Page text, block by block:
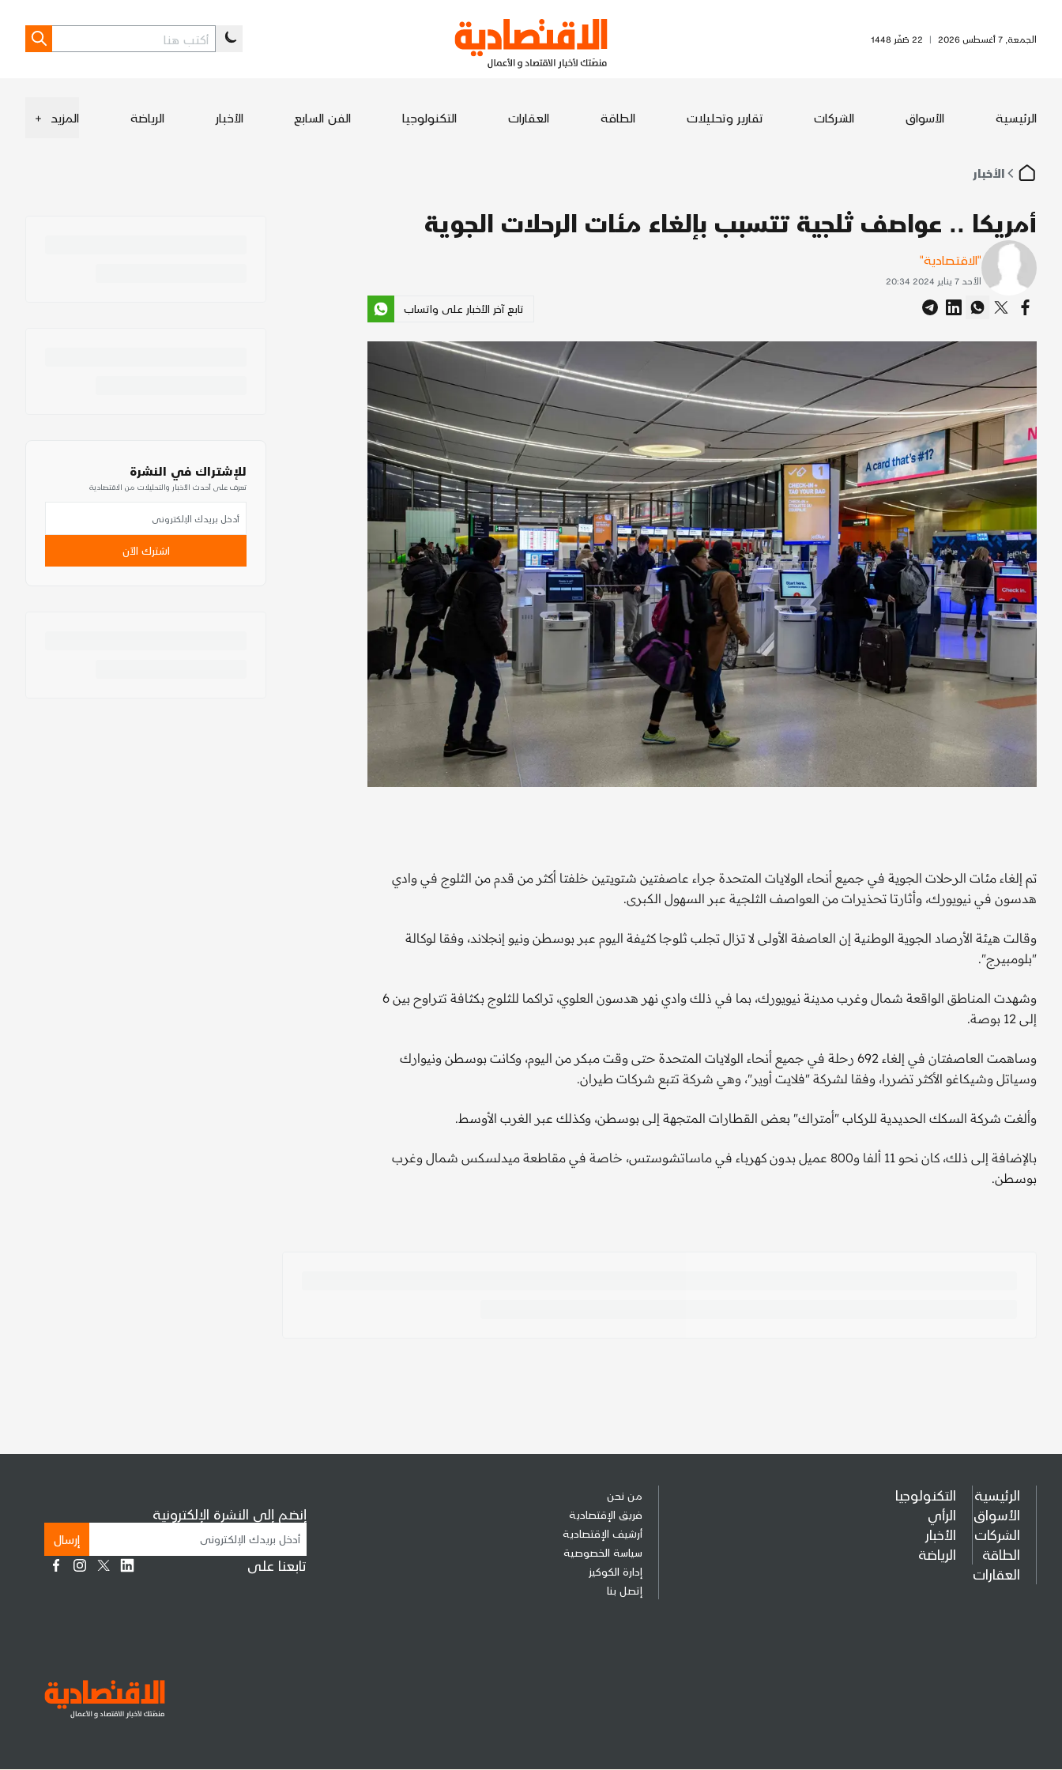
الجمعة, 7 أغسطس 2026 | 22 صَفَر 1448
الرئيسية الأسواق الشركات تقارير وتحليلات الطاقة العقارات التكنولوجيا الفن السابع الأخبار الرياضة المزيد +
الأخبار
أمريكا .. عواصف ثلجية تتسبب بإلغاء مئات الرحلات الجوية
"الاقتصادية"
الأحد 7 يناير 2024 20:34
تابع آخر الأخبار على واتساب
تم إلغاء مئات الرحلات الجوية في جميع أنحاء الولايات المتحدة جراء عاصفتين شتويتين خلفتا أكثر من قدم من الثلوج في وادي
هدسون في نيويورك، وأثارتا تحذيرات من العواصف الثلجية عبر السهول الكبرى.
وقالت هيئة الأرصاد الجوية الوطنية إن العاصفة الأولى لا تزال تجلب ثلوجا كثيفة اليوم عبر بوسطن ونيو إنجلاند، وفقا لوكالة
"بلومبيرج".
وشهدت المناطق الواقعة شمال وغرب مدينة نيويورك، بما في ذلك وادي نهر هدسون العلوي، تراكما للثلوج بكثافة تتراوح بين 6
إلى 12 بوصة.
وساهمت العاصفتان في إلغاء 692 رحلة في جميع أنحاء الولايات المتحدة حتى وقت مبكر من اليوم، وكانت بوسطن ونيوارك
وسياتل وشيكاغو الأكثر تضررا، وفقا لشركة "فلايت أوير"، وهي شركة تتبع شركات طيران.
وألغت شركة السكك الحديدية للركاب "أمتراك" بعض القطارات المتجهة إلى بوسطن، وكذلك عبر الغرب الأوسط.
بالإضافة إلى ذلك، كان نحو 11 ألفا و800 عميل بدون كهرباء في ماساتشوستس، خاصة في مقاطعة ميدلسكس شمال وغرب
بوسطن.
للإشتراك في النشرة
تعرف على أحدث الأخبار والتحليلات من الاقتصادية
اشترك الآن
الرئيسية
الأسواق
الشركات
الطاقة
العقارات
التكنولوجيا
الرأي
الأخبار
الرياضة
من نحن
فريق الإقتصادية
أرشيف الإقتصادية
سياسة الخصوصية
إدارة الكوكيز
إتصل بنا
إنضم إلى النشرة الإلكترونية
إرسال
تابعنا على